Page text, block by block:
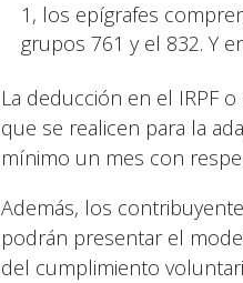
1, los epígrafes
grupos 761 y el 832. Y
La deducción en el IRPF
que se realicen para la
mínimo un mes con
Además, los
podrán presentar el
del cumplimiento